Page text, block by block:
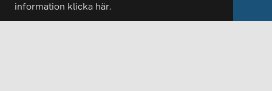
information klicka här.